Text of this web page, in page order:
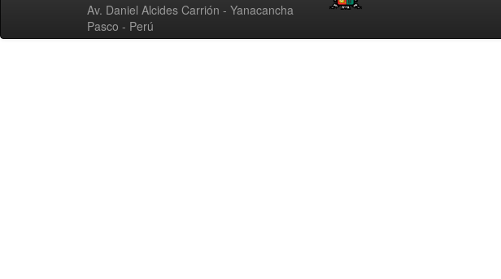
Av. Daniel Alcides Carrión - Yanacancha
Pasco - Perú